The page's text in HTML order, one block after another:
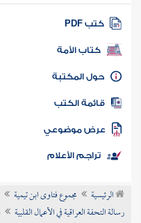
كتب PDF
كتاب الأمة
المكتبة
الكتب
موضوعي
تراجم الأعلام
الرئيسية مجموع فتاوى ابن تيمية
رسالة التحفة العراقية في الأعمال القلبية